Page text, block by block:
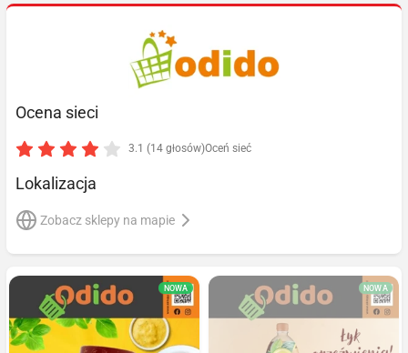
Ocena sieci
3.1 (14 głosów)Oceń sieć
Lokalizacja
Zobacz sklepy na mapie
NOWA NOWA